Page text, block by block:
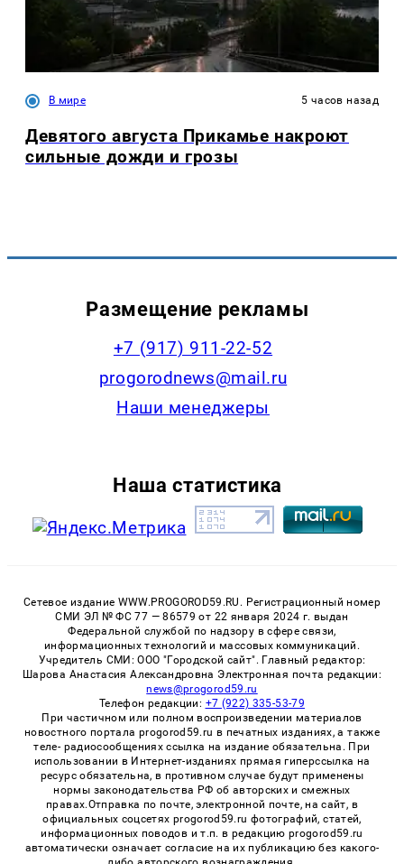
В мире 5 часов назад
Девятого августа Прикамье накроют
сильные дожди и грозы
Размещение рекламы
+7 (917) 911-22-52
progorodnews@mail.ru
Наши менеджеры
Наша статистика
Сетевое издание WWW.PROGOROD59.RU. Регистрационный номер
СМИ ЭЛ № ФС 77 — 86579 от 22 января 2024 г. выдан
Федеральной службой по надзору в сфере связи,
информационных технологий и массовых коммуникаций.
Учредитель СМИ: ООО "Городской сайт". Главный редактор:
Шарова Анастасия Александровна Электронная почта редакции:
news@progorod59.ru
Телефон редакции: +7 (922) 335-53-79
При частичном или полном воспроизведении материалов
новостного портала progorod59.ru в печатных изданиях, а также
теле- радиосообщениях ссылка на издание обязательна. При
использовании в Интернет-изданиях прямая гиперссылка на
ресурс обязательна, в противном случае будут применены
нормы законодательства РФ об авторских и смежных
правах.Отправка по почте, электронной почте, на сайт, в
официальных соцсетях progorod59.ru фотографий, статей,
информационных поводов и т.п. в редакцию progorod59.ru
автоматически означает согласие на их публикацию без какого-